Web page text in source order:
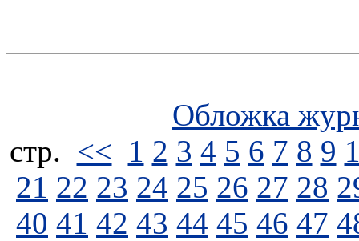
Обложка
стp. << 1 2 3 4 5 6 7 8 9
21 22 23 24 25 26 27 28
40 41 42 43 44 45 46 47